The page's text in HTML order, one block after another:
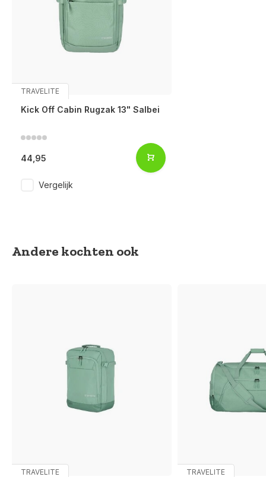
TRAVELITE
Kick Off Cabin Rugzak 13" Salbei
44,95
Vergelijk
Andere kochten ook
TRAVELITE TRAVELITE